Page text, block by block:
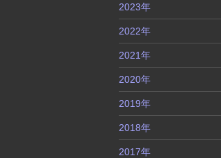
2023年
2022年
2021年
2020年
2019年
2018年
2017年